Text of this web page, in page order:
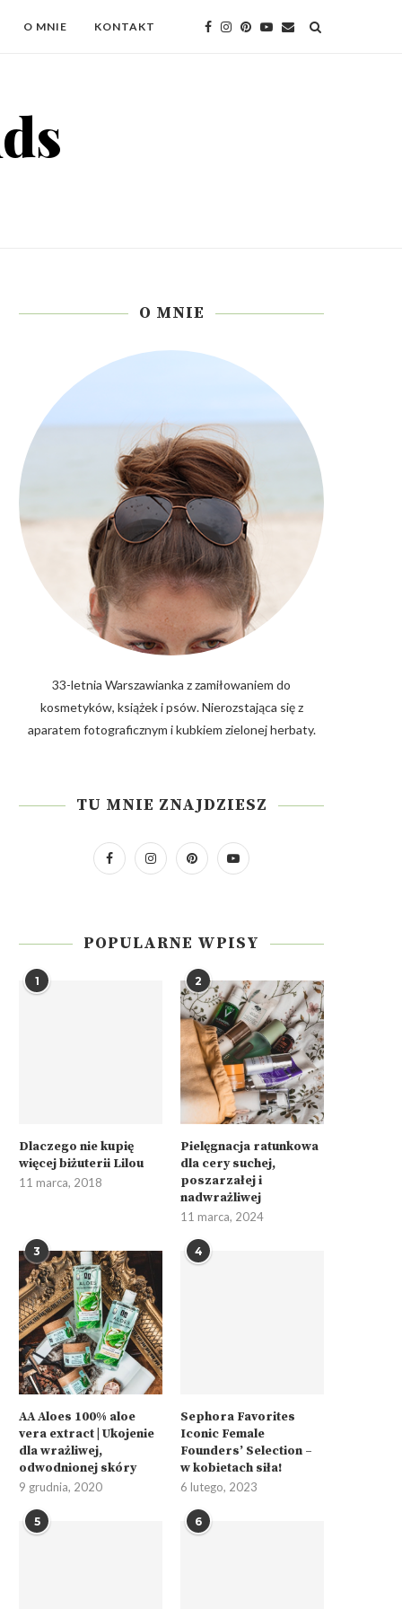
O MNIE KONTAKT
O MNIE
33-letnia Warszawianka z zamiłowaniem do
kosmetyków, książek i psów. Nierozstająca się z
aparatem fotograficznym i kubkiem zielonej herbaty.
TU MNIE ZNAJDZIESZ
POPULARNE WPISY
1
Dlaczego nie kupię
więcej biżuterii Lilou
11 marca, 2018
2
Pielęgnacja ratunkowa
dla cery suchej,
poszarzałej i
nadwrażliwej
11 marca, 2024
3
AA Aloes 100% aloe
vera extract | Ukojenie
dla wrażliwej,
odwodnionej skóry
9 grudnia, 2020
4
Sephora Favorites
Iconic Female
Founders’ Selection –
w kobietach siła!
6 lutego, 2023
5 6